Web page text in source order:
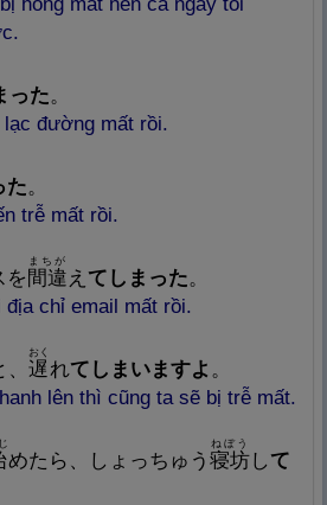
った。
đường mất rồi.
た。
trễ mất rồi.
を 間違
まちが
え てしまった。
chỉ email mất rồi.
、 遅
おく
れてしまいますよ 。
lên thì cũng ta sẽ bị trễ mất.
めたら、しょっちゅう 寝坊
ねぼう
して